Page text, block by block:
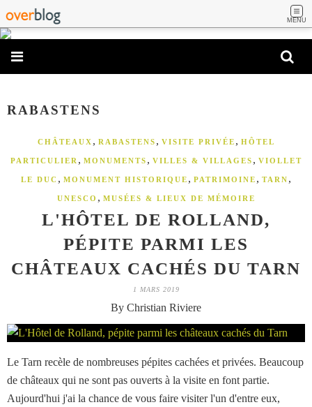
MENU
RABASTENS
CHÂTEAUX , RABASTENS , VISITE PRIVÉE , HÔTEL
PARTICULIER , MONUMENTS , VILLES & VILLAGES , VIOLLET
LE DUC , MONUMENT HISTORIQUE , PATRIMOINE , TARN ,
UNESCO , MUSÉES & LIEUX DE MÉMOIRE
L'HÔTEL DE ROLLAND,
PÉPITE PARMI LES
CHÂTEAUX CACHÉS DU TARN
1 MARS 2019
By Christian Riviere
Le Tarn recèle de nombreuses pépites cachées et privées. Beaucoup
de châteaux qui ne sont pas ouverts à la visite en font partie.
Aujourd'hui j'ai la chance de vous faire visiter l'un d'entre eux,